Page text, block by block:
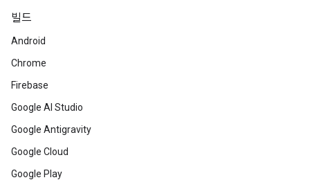
빌드
Android
Chrome
Firebase
Google AI Studio
Google Antigravity
Google Cloud
Google Play